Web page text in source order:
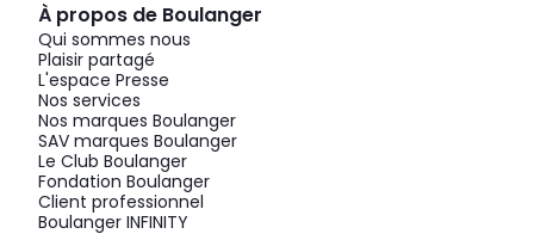
À propos de Boulanger
Qui sommes nous
Plaisir partagé
L'espace Presse
Nos services
Nos marques Boulanger
SAV marques Boulanger
Le Club Boulanger
Fondation Boulanger
Client professionnel
Boulanger INFINITY